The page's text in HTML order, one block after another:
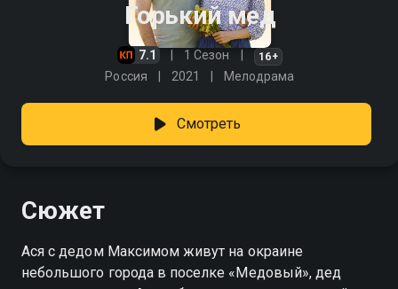
Горький мед
7.1 1 Сезон 16+
Россия 2021 Мелодрама
Смотреть
Сюжет
Ася с дедом Максимом живут на окраине
небольшого города в поселке «Медовый», дед